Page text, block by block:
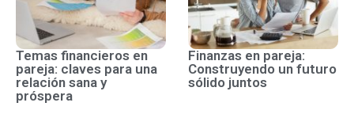
Temas financieros en
pareja: claves para una
relación sana y
próspera
Finanzas en pareja:
Construyendo un futuro
sólido juntos